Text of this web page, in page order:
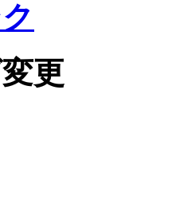
更